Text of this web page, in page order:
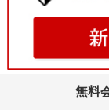
無料